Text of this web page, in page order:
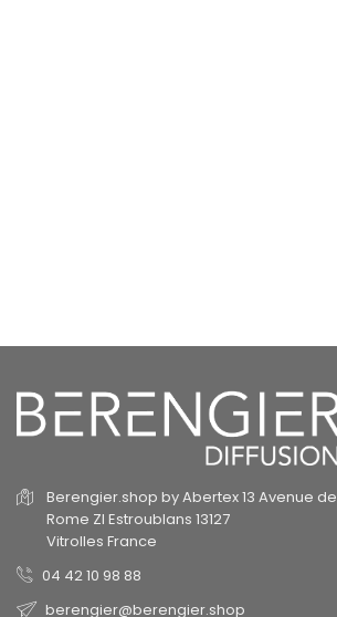
Berengier.shop by Abertex13 Avenue de
Rome ZI Estroublans 13127
Vitrolles France
04 42 10 98 88
berengier@berengier.shop